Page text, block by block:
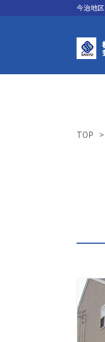
今治地
TOP